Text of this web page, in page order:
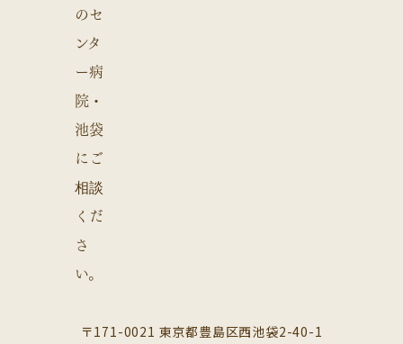
〒171-0021 東京都豊島区西池袋2-40-1